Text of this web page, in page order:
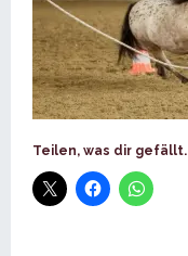
Teilen, was dir gefällt.